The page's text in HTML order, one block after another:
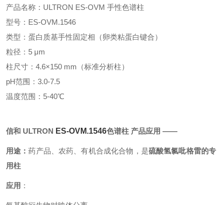
产品名称：ULTRON ES-OVM 手性色谱柱
型号：ES-OVM.1546
类型：蛋白质基手性固定相（卵类粘蛋白键合）
粒径：5 μm
柱尺寸：4.6×150 mm（标准分析柱）
pH范围：3.0-7.5
温度范围：5-40℃
信和 ULTRON ES-OVM.1546色谱柱 产品应用 ——
用途：药产品、农药、有机合成化合物，是硫酸氢氯吡格雷的专
用柱
应用 ：